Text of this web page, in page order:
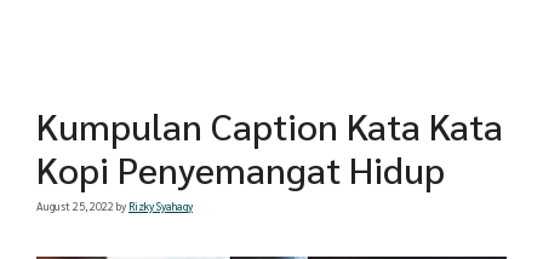
Kumpulan Caption Kata Kata
Kopi Penyemangat Hidup
August 25, 2022 by Rizky Syahaqy